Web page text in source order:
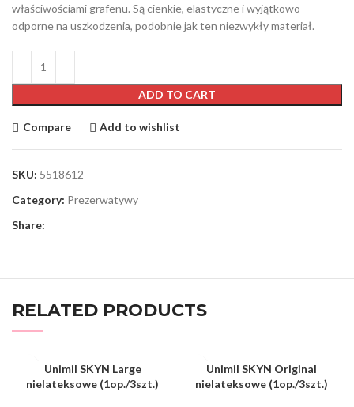
właściwościami grafenu. Są cienkie, elastyczne i wyjątkowo
odporne na uszkodzenia, podobnie jak ten niezwykły materiał.
ADD TO CART
Compare Add to wishlist
SKU: 5518612
Category: Prezerwatywy
Share:
RELATED PRODUCTS
Unimil SKYN Large
nielateksowe (1op./3szt.)
Unimil SKYN Original
nielateksowe (1op./3szt.)